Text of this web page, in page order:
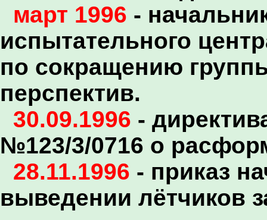
март 1996 -
испытательного
по сокращению
перспектив.
30.09.1996 -
№123/3/0716 о
28.11.1996 - приказ
выведении лётчиков